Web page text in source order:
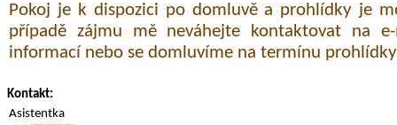
Pokoj je k dispozici po domluvě a prohlídky je
případě zájmu mě neváhejte kontaktovat na
informací nebo se domluvíme na termínu
Kontakt:
Asistentka